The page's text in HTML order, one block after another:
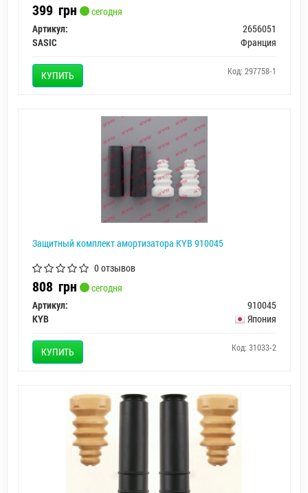
399 грн
сегодня
Артикул:
2656051
SASIC
Франция
КУПИТЬ Код: 297758-1
Защитный комплект амортизатора KYB 910045
0 отзывов
808 грн
сегодня
Артикул:
910045
KYB
Япония
КУПИТЬ Код: 31033-2